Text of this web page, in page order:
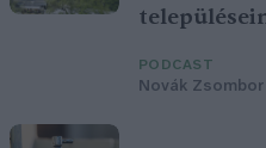
PODCAST
Novák Zsombor